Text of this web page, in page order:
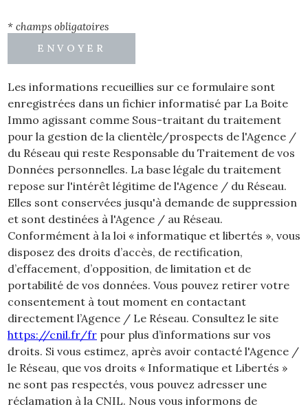
* champs obligatoires
ENVOYER
Les informations recueillies sur ce formulaire sont
enregistrées dans un fichier informatisé par La Boite
Immo agissant comme Sous-traitant du traitement
pour la gestion de la clientèle/prospects de l'Agence /
du Réseau qui reste Responsable du Traitement de vos
Données personnelles. La base légale du traitement
repose sur l'intérêt légitime de l'Agence / du Réseau.
Elles sont conservées jusqu'à demande de suppression
et sont destinées à l'Agence / au Réseau.
Conformément à la loi « informatique et libertés », vous
disposez des droits d’accès, de rectification,
d’effacement, d’opposition, de limitation et de
portabilité de vos données. Vous pouvez retirer votre
consentement à tout moment en contactant
directement l’Agence / Le Réseau. Consultez le site
https://cnil.fr/fr pour plus d’informations sur vos
droits. Si vous estimez, après avoir contacté l'Agence /
le Réseau, que vos droits « Informatique et Libertés »
ne sont pas respectés, vous pouvez adresser une
réclamation à la CNIL. Nous vous informons de